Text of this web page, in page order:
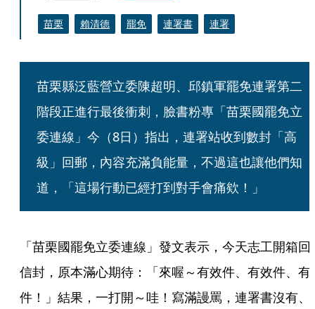
苗栗 賴清德 罷免 連署書 連署
苗栗縣泛藍營立委陳超明、邱鎮軍罷免連署第二
階段正進行最後衝刺，臉書粉專「苗栗國罷免立
委連線」今（8日）指出，連署站收到數封「高
級」回郵，內容充滿負能量，不過這也讓他們知
道，「這場行動已經打到對手會痛欸！」
「苗栗國罷免立委連線」發文表示，今天志工開箱回
信封，原本滿心期待：「來喔～有效件、有效件、有
件！」結果，一打開～哇！寫滿謾罵，連署書沒有、